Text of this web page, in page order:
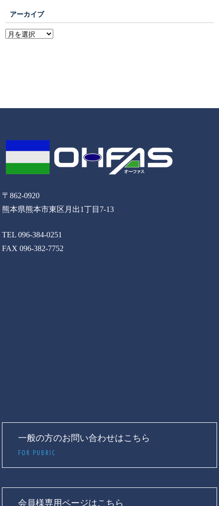
アーカイブ
〒862-0920
熊本県熊本市東区月出1丁目7-13
TEL 096-384-0251
FAX 096-382-7752
一般の方のお問い合わせはこちら
FOR PUBRIC
会員様専用ページはこちら